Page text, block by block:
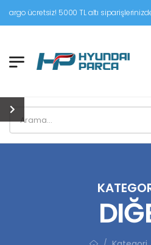
5000 TL altı siparişlerinizde